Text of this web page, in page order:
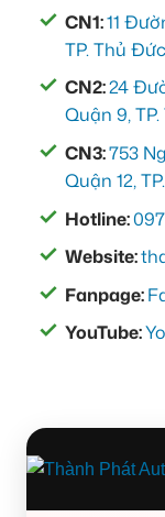
CN1:11
TP. Thủ Đức
CN2:24
Quận 9,
CN3:753
Quận 12,
Hotline:
Website:
Fanpage:
YouTube: